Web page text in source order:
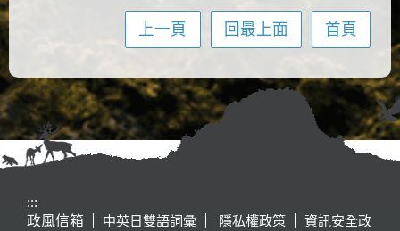
上一頁 回最上面 首頁
:::
政風信箱
中英日雙語詞彙 隱私權政策
資訊安全政